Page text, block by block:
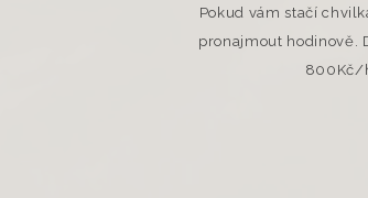
Pokud vám stačí
pronajmout hodinově.
800Kč/